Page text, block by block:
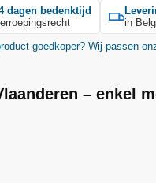
dagen bedenktijd
in
goedkoper? Wij passen
– enkel